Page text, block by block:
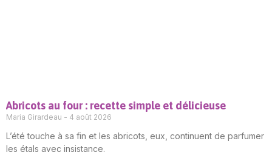
Abricots au four : recette simple et délicieuse
Maria Girardeau 4 août 2026
L’été touche à sa fin et les abricots, eux, continuent de parfumer
les étals avec insistance.